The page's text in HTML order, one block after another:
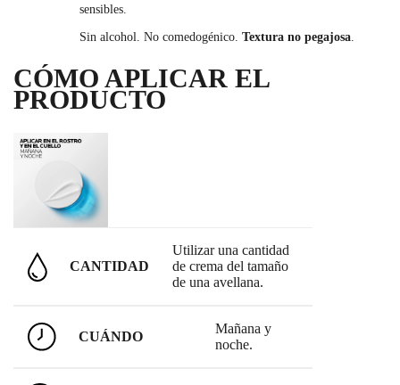
sensibles.
Sin alcohol. No comedogénico. Textura no pegajosa.
CÓMO APLICAR EL
PRODUCTO
CANTIDAD
Utilizar una cantidad
de crema del tamaño
de una avellana.
CUÁNDO
Mañana y
noche.